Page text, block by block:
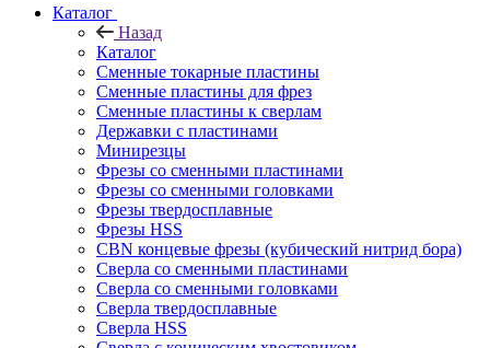
Каталог
Назад
Каталог
Сменные токарные пластины
Сменные пластины для фрез
Сменные пластины к сверлам
Державки с пластинами
Минирезцы
Фрезы со сменными пластинами
Фрезы со сменными головками
Фрезы твердосплавные
Фрезы HSS
CBN концевые фрезы (кубический нитрид бора)
Сверла со сменными пластинами
Сверла со сменными головками
Сверла твердосплавные
Сверла HSS